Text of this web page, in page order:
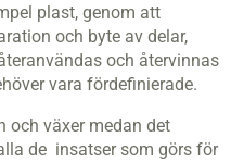
plast, genom att
och byte av delar,
och återvinnas
vara fördefinierade.
och växer medan det
de insatser som görs för